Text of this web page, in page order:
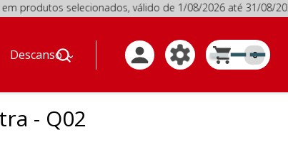
selecionados, válido de 1/08/2026 até 31/08/
Descanso 0
- Q02